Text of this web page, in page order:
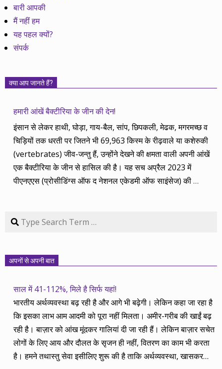
बारी आपकी
मैं नहीं हम
यह पहल क्यों?
संपर्क
क्या आप जानते हैं?
हमारी आंखें बैक्टीरिया के जीन की देन!
इंसान से लेकर हाथी, घोड़ा, गाय-बैल, सांप, छिपकली, मेढक, मगरमच्छ व
चिड़ियों तक धरती पर जितने भी 69,963 किस्म के रीढ़वाले या कशेरुकी
(vertebrates) जीव-जन्तु हैं, उन्होंने देखने की क्षमता वाली अपनी आंखें
एक बैक्टीरिया के जीन से हासिल की है। यह सच अप्रैल 2023 में
पीएनएएस (प्रोसीडिंग्स ऑफ द नेशनल एकेडमी ऑफ साइंसेज) की…
Search
अपनों से अपनी बात
साल में 41-112%, मिले है सिर्फ यहां!
भारतीय अर्थव्यवस्था बढ़ रही है और आगे भी बढ़ेगी। लेकिन कहा जा रहा है
कि इसका लाभ आम आदमी को पूरा नहीं मिलता। अमीर-गरीब की खाईं बढ़
रही है। बाज़ार को आंख मूंदकर गालियां दी जा रही हैं। लेकिन बाज़ार सचेत
लोगों के लिए आय और दौलत के सृजन ही नहीं, वितरण का काम भी करता
है। हमने तथास्तु सेवा इसीलिए शुरू की है ताकि अर्थव्यवस्था, खासकर